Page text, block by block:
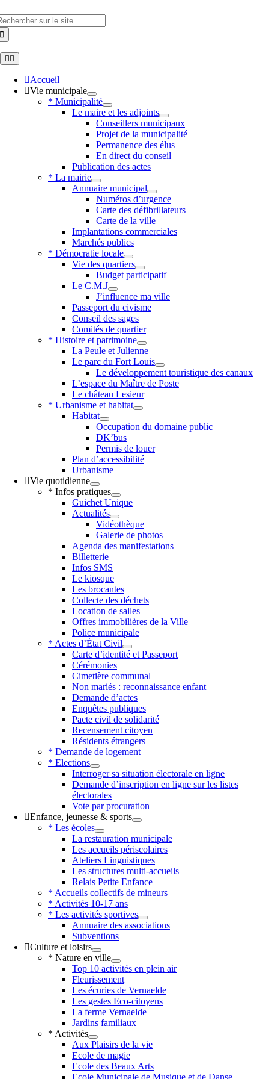
to
content
Toggle
Navigation
Accueil
Vie municipale
* Municipalité
Le maire et les adjoints
Conseillers municipaux
Projet de la municipalité
Permanence des élus
En direct du conseil
Publication des actes
* La mairie
Annuaire municipal
Numéros d’urgence
Carte des défibrillateurs
Carte de la ville
Implantations commerciales
Marchés publics
* Démocratie locale
Vie des quartiers
Budget participatif
Le C.M.J
J’influence ma ville
Passeport du civisme
Conseil des sages
Comités de quartier
* Histoire et patrimoine
La Peule et Julienne
Le parc du Fort Louis
Le développement touristique des canaux
L’espace du Maître de Poste
Le château Lesieur
* Urbanisme et habitat
Habitat
Occupation du domaine public
DK’bus
Permis de louer
Plan d’accessibilité
Urbanisme
Vie quotidienne
* Infos pratiques
Guichet Unique
Actualités
Vidéothèque
Galerie de photos
Agenda des manifestations
Billetterie
Infos SMS
Le kiosque
Les brocantes
Collecte des déchets
Location de salles
Offres immobilières de la Ville
Police municipale
* Actes d’État Civil
Carte d’identité et Passeport
Cérémonies
Cimetière communal
Non mariés : reconnaissance enfant
Demande d’actes
Enquêtes publiques
Pacte civil de solidarité
Recensement citoyen
Résidents étrangers
* Demande de logement
* Elections
Interroger sa situation électorale en ligne
Demande d’inscription en ligne sur les listes
électorales
Vote par procuration
Enfance, jeunesse & sports
* Les écoles
La restauration municipale
Les accueils périscolaires
Ateliers Linguistiques
Les structures multi-accueils
Relais Petite Enfance
* Accueils collectifs de mineurs
* Activités 10-17 ans
* Les activités sportives
Annuaire des associations
Subventions
Culture et loisirs
* Nature en ville
Top 10 activités en plein air
Fleurissement
Les écuries de Vernaelde
Les gestes Eco-citoyens
La ferme Vernaelde
Jardins familiaux
* Activités
Aux Plaisirs de la vie
Ecole de magie
Ecole des Beaux Arts
Ecole Municipale de Musique et de Danse